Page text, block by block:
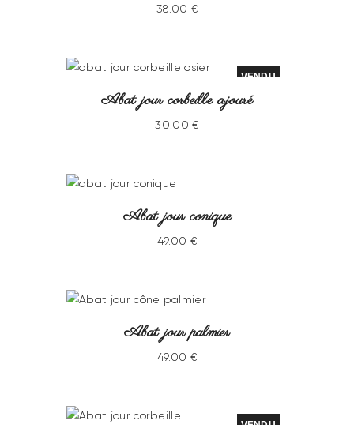
38.00 €
VENDU
Abat jour corbeille ajouré
30.00 €
Abat jour conique
49.00 €
Abat jour palmier
49.00 €
VENDU